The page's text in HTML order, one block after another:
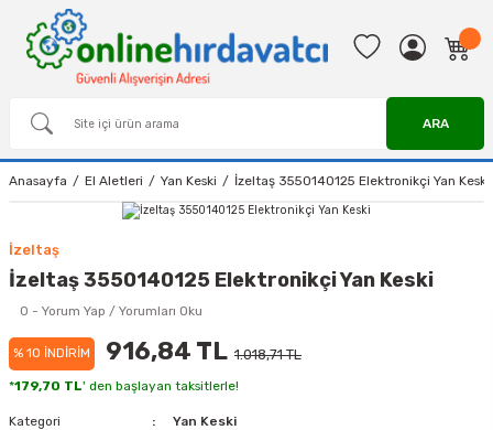
ARA
Anasayfa El Aletleri Yan Keski İzeltaş 3550140125 Elektronikçi Yan Keski
İzeltaş
İzeltaş 3550140125 Elektronikçi Yan Keski
0 - Yorum Yap / Yorumları Oku
% 10 İNDİRİM 916,84 TL 1.018,71 TL
*179,70 TL' den başlayan taksitlerle!
Kategori
Yan Keski